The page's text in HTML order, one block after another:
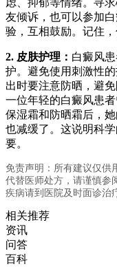
友倾诉，也可以参加
验，互相鼓励。记住
2. 皮肤护理： 白癜风
护。避免使用刺激性
出时要注意防晒，避
一位年轻的白癜风患
保湿霜和防晒霜后，
也减缓了。这说明科
要。
免责声明：所有建议仅供
代替医师处方，请谨慎参
疾病请到医院及时面诊治
相关推荐
资讯
问答
百科